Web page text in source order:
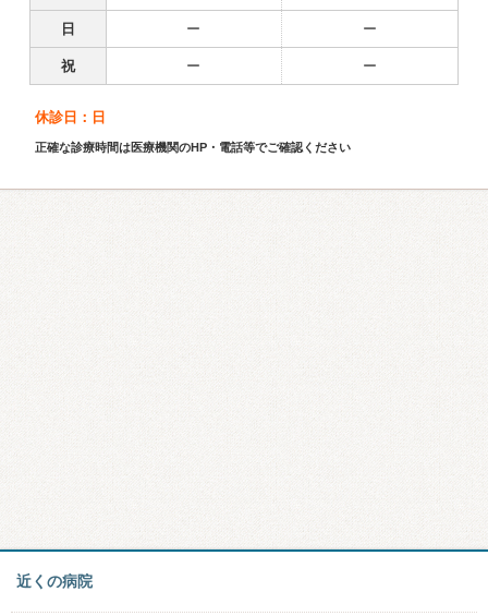
日 ー ー
祝 ー ー
休診日：日
正確な診療時間は医療機関のHP・電話等でご確認ください
近くの病院